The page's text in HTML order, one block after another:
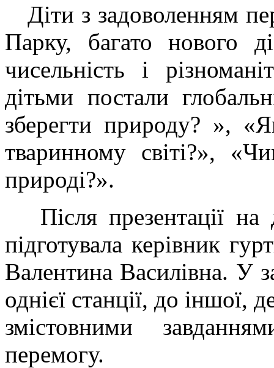
Діти з задоволенням
Парку, багато нового
чисельність і
дітьми постали
зберегти природу? »,
тваринному світі?»,
природі?».
Після презентації на
підготувала керівник
Валентина Василівна. У
однієї станції, до іншої,
змістовними
перемогу.